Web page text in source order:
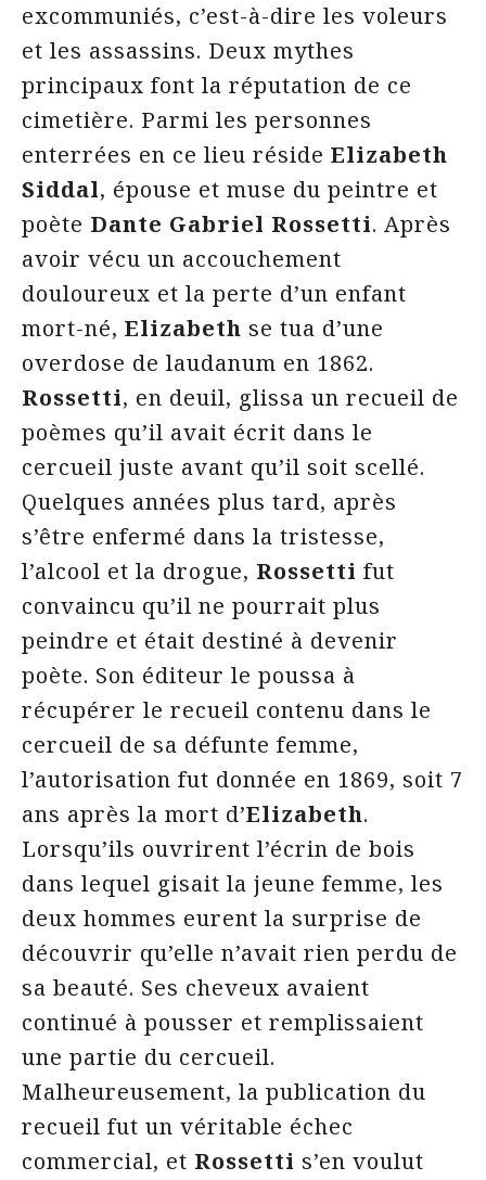
excommuniés, c’est-à-dire les voleurs
et les assassins. Deux mythes
principaux font la réputation de ce
cimetière. Parmi les personnes
enterrées en ce lieu réside Elizabeth
Siddal, épouse et muse du peintre et
poète Dante Gabriel Rossetti. Après
avoir vécu un accouchement
douloureux et la perte d’un enfant
mort-né, Elizabeth se tua d’une
overdose de laudanum en 1862.
Rossetti, en deuil, glissa un recueil de
poèmes qu’il avait écrit dans le
cercueil juste avant qu’il soit scellé.
Quelques années plus tard, après
s’être enfermé dans la tristesse,
l’alcool et la drogue, Rossetti fut
convaincu qu’il ne pourrait plus
peindre et était destiné à devenir
poète. Son éditeur le poussa à
récupérer le recueil contenu dans le
cercueil de sa défunte femme,
l’autorisation fut donnée en 1869, soit 7
ans après la mort d’Elizabeth.
Lorsqu’ils ouvrirent l’écrin de bois
dans lequel gisait la jeune femme, les
deux hommes eurent la surprise de
découvrir qu’elle n’avait rien perdu de
sa beauté. Ses cheveux avaient
continué à pousser et remplissaient
une partie du cercueil.
Malheureusement, la publication du
recueil fut un véritable échec
commercial, et Rossetti s’en voulut